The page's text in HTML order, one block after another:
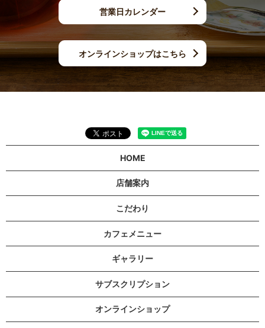
営業日カレンダー
オンラインショップはこちら
HOME
店舗案内
こだわり
カフェメニュー
ギャラリー
サブスクリプション
オンラインショップ